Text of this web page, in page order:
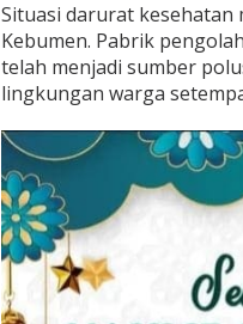
Situasi darurat kesehatan
Kebumen. Pabrik
telah menjadi sumber
lingkungan warga